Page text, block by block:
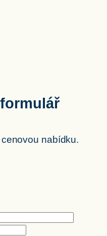
nabídku.